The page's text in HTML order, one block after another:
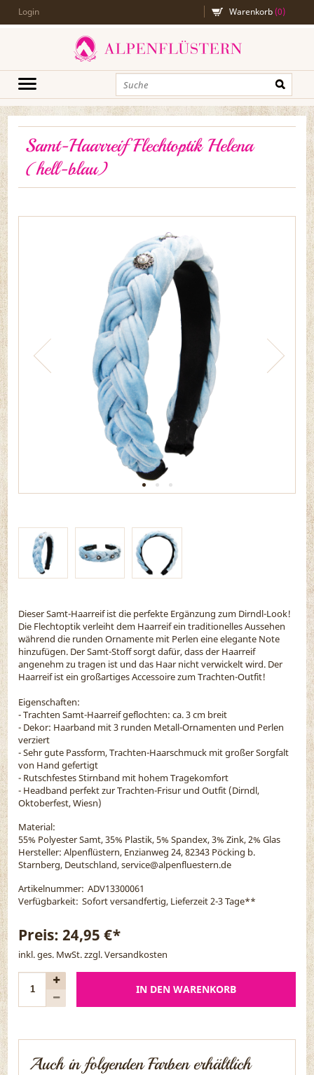
Login Warenkorb(0)
Samt-Haarreif Flechtoptik Helena
(hell-blau)
Dieser Samt-Haarreif ist die perfekte Ergänzung zum Dirndl-Look!
Die Flechtoptik verleiht dem Haarreif ein traditionelles Aussehen
während die runden Ornamente mit Perlen eine elegante Note
hinzufügen. Der Samt-Stoff sorgt dafür, dass der Haarreif
angenehm zu tragen ist und das Haar nicht verwickelt wird. Der
Haarreif ist ein großartiges Accessoire zum Trachten-Outfit!
Eigenschaften:
- Trachten Samt-Haarreif geflochten: ca. 3 cm breit
- Dekor: Haarband mit 3 runden Metall-Ornamenten und Perlen
verziert
- Sehr gute Passform, Trachten-Haarschmuck mit großer Sorgfalt
von Hand gefertigt
- Rutschfestes Stirnband mit hohem Tragekomfort
- Headband perfekt zur Trachten-Frisur und Outfit (Dirndl,
Oktoberfest, Wiesn)
Material:
55% Polyester Samt, 35% Plastik, 5% Spandex, 3% Zink, 2% Glas
Hersteller: Alpenflüstern, Enzianweg 24, 82343 Pöcking b.
Starnberg, Deutschland, service@alpenfluestern.de
Artikelnummer: ADV13300061
Verfügbarkeit: Sofort versandfertig, Lieferzeit 2-3 Tage**
Preis:24,95 €*
inkl. ges. MwSt. zzgl.Versandkosten
IN DEN WARENKORB
Auch in folgenden Farben erhältlich